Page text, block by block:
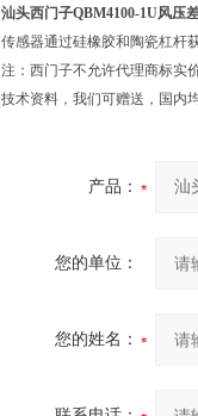
汕头西门子QBM4100-1U风压
传感器通过硅橡胶和陶瓷杠杆
注：西门子不允许代理商标实
技术资料，我们可赠送，国内
产品：
您的单位：
您的姓名：